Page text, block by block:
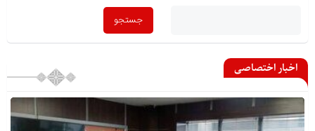
اخبار اختصاصی